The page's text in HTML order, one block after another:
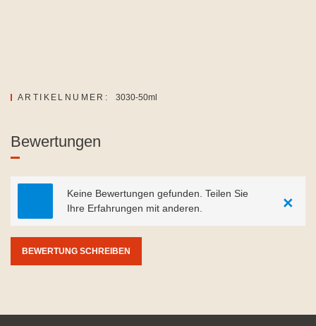
ARTIKELNUMER: 3030-50ml
Bewertungen
Keine Bewertungen gefunden. Teilen Sie
Ihre Erfahrungen mit anderen.
×
BEWERTUNG SCHREIBEN